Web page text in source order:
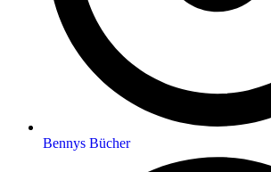
Bennys Bücher